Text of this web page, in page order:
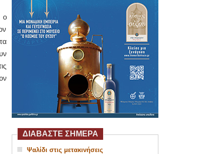
ο
ΔΙΑΒΑΣΤΕ ΣΗΜΕΡΑ
Ψαλίδι στις μετακινήσεις